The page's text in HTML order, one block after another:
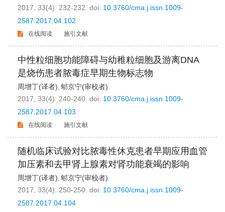
2017, 33(4): 232-232. doi: 10.3760/cma.j.issn.1009-
2587.2017.04.102
在线阅读 施引文献
中性粒细胞功能障碍与幼稚粒细胞及游离DNA
是烧伤患者脓毒症早期生物标志物
周增丁(译者), 郇京宁(审校者)
2017, 33(4): 240-240. doi: 10.3760/cma.j.issn.1009-
2587.2017.04.103
在线阅读 施引文献
随机临床试验对比脓毒性休克患者早期应用血管
加压素和去甲肾上腺素对肾功能衰竭的影响
周增丁(译者), 郇京宁(审校者)
2017, 33(4): 250-250. doi: 10.3760/cma.j.issn.1009-
2587.2017.04.104